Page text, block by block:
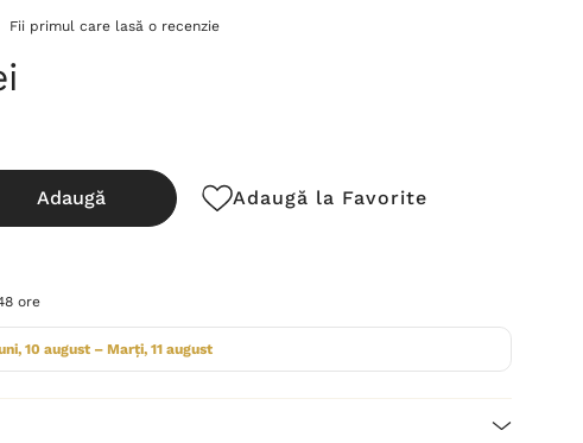
Fii primul care lasă o recenzie
Crescută:
Adaugă Adaugă la Favorite
ore
10 august – Marți, 11 august